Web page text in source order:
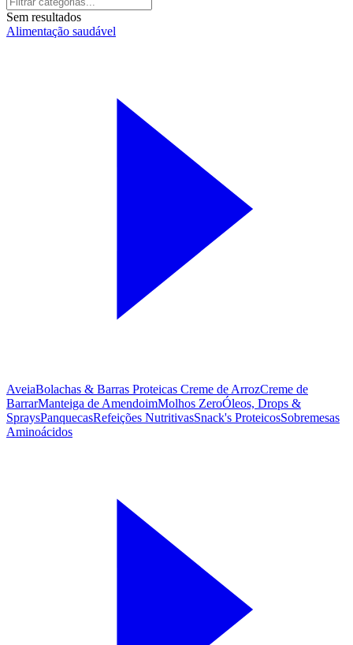
Sem resultados
Alimentação saudável
AveiaBolachas & Barras Proteicas Creme de ArrozCreme de
BarrarManteiga de AmendoimMolhos ZeroÓleos, Drops &
SpraysPanquecasRefeições NutritivasSnack's ProteicosSobremesas
Aminoácidos